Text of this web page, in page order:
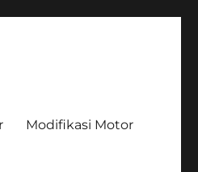
Modifikasi Motor